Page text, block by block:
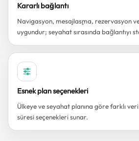
Kararlı bağlantı
Navigasyon, mesajlaşma, rezervasyon
uygundur; seyahat sırasında bağlantıyı
Esnek plan seçenekleri
Ülkeye ve seyahat planına göre farklı
süresi seçenekleri sunar.